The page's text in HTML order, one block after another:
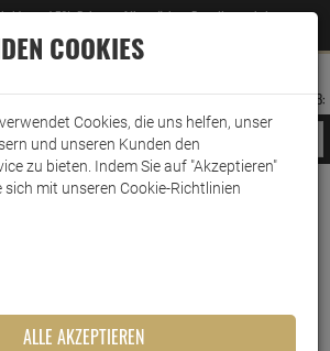
und 5% Rabatt auf Ihre nächste Bestellung erhalten
–Zum Newsletter
ANMELDEN
AUFKLAPPEN
MERKZETTEL
WARENKORB:
Süsswaren Fruchtgummi
COOKIES
Cookies, die uns helfen, unser
und unseren Kunden den
zu bieten. Indem Sie auf "Akzeptieren"
sich mit unseren Cookie-Richtlinien
ALLE AKZEPTIEREN